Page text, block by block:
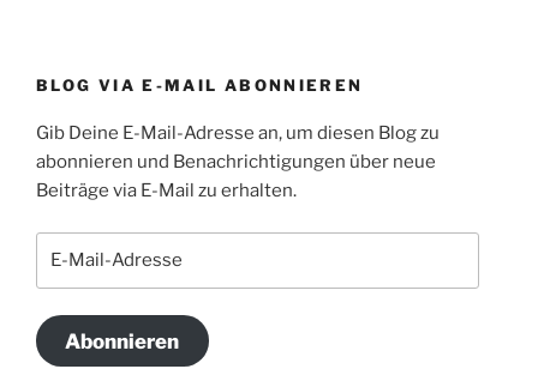
BLOG VIA E-MAIL ABONNIEREN
Gib Deine E-Mail-Adresse an, um diesen Blog zu
abonnieren und Benachrichtigungen über neue
Beiträge via E-Mail zu erhalten.
Abonnieren